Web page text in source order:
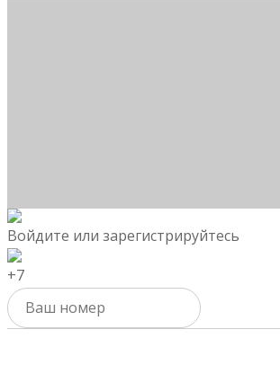
Войдите или зарегистрируйтесь
+7